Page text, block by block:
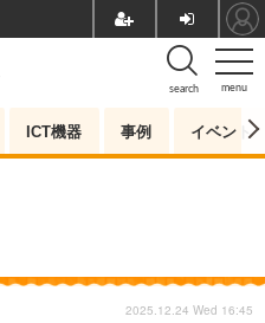
menu
search
ICT機器 事例 イベント
2025.12.24 Wed 16:45